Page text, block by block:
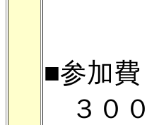
■参加費
３０